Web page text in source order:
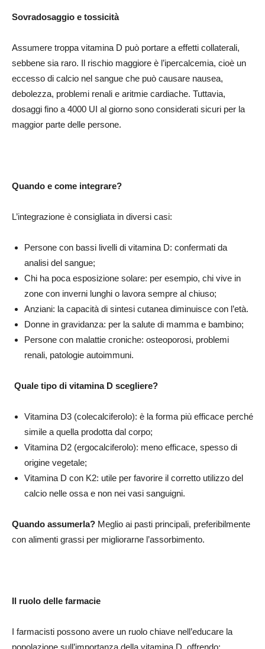
Sovradosaggio e tossicità
Assumere troppa vitamina D può portare a effetti collaterali,
sebbene sia raro. Il rischio maggiore è l’ipercalcemia, cioè un
eccesso di calcio nel sangue che può causare nausea,
debolezza, problemi renali e aritmie cardiache. Tuttavia,
dosaggi fino a 4000 UI al giorno sono considerati sicuri per la
maggior parte delle persone.
Quando e come integrare?
L’integrazione è consigliata in diversi casi:
Persone con bassi livelli di vitamina D: confermati da
analisi del sangue;
Chi ha poca esposizione solare: per esempio, chi vive in
zone con inverni lunghi o lavora sempre al chiuso;
Anziani: la capacità di sintesi cutanea diminuisce con l’età.
Donne in gravidanza: per la salute di mamma e bambino;
Persone con malattie croniche: osteoporosi, problemi
renali, patologie autoimmuni.
Quale tipo di vitamina D scegliere?
Vitamina D3 (colecalciferolo): è la forma più efficace perché
simile a quella prodotta dal corpo;
Vitamina D2 (ergocalciferolo): meno efficace, spesso di
origine vegetale;
Vitamina D con K2: utile per favorire il corretto utilizzo del
calcio nelle ossa e non nei vasi sanguigni.
Quando assumerla? Meglio ai pasti principali, preferibilmente
con alimenti grassi per migliorarne l’assorbimento.
Il ruolo delle farmacie
I farmacisti possono avere un ruolo chiave nell’educare la
popolazione sull’importanza della vitamina D, offrendo: